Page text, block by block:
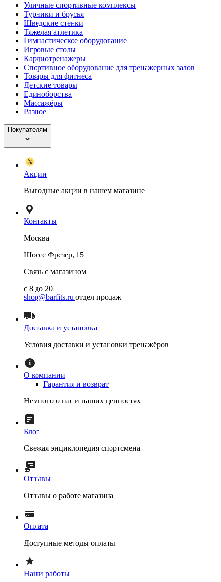
Уличные спортивные комплексы
Турники и брусья
Шведские стенки
Тяжелая атлетика
Гимнастическое оборудование
Игровые столы
Кардиотренажеры
Спортивное оборудование для тренажерных залов
Товары для фитнеса
Детские товары
Единоборства
Массажёры
Разное
Покупателям
Акции
Выгодные акции в нашем магазине
Контакты
Москва
Шоссе Фрезер, 15
Связь с магазином
с 8 до 20
shop@barfits.ru отдел продаж
Доставка и установка
Условия доставки и установки тренажёров
О компании
Гарантия и возврат
Немного о нас и наших ценностях
Блог
Свежая энциклопедия спортсмена
Отзывы
Отзывы о работе магазина
Оплата
Доступные методы оплаты
Наши работы